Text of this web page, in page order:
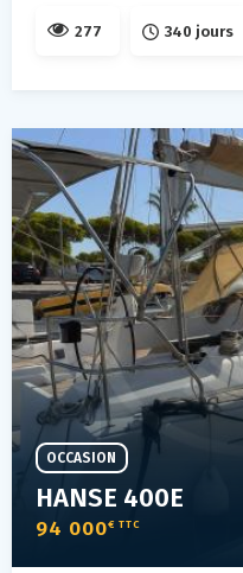
277 340 jours
HANSE 400E
94 000€ TTC
OCCASION